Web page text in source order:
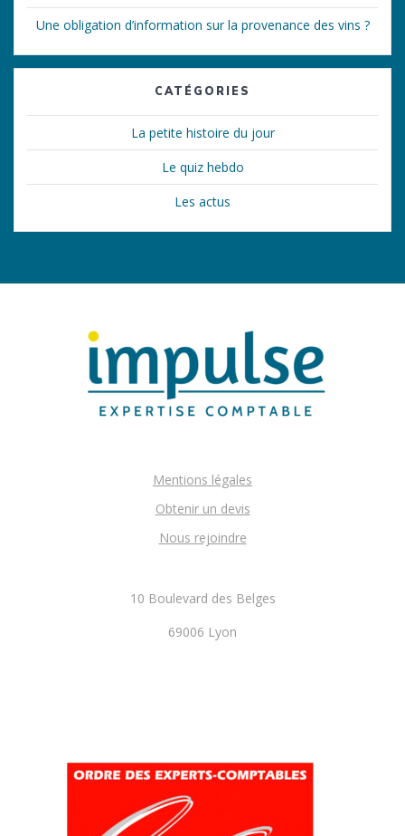
Une obligation d’information sur la provenance des vins ?
CATÉGORIES
La petite histoire du jour
Le quiz hebdo
Les actus
Mentions légales
Obtenir un devis
Nous rejoindre
10 Boulevard des Belges
69006 Lyon